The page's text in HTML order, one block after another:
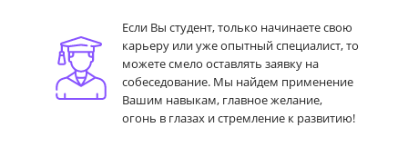
Если Вы студент, только начинаете свою
карьеру или уже опытный специалист, то
можете смело оставлять заявку на
собеседование. Мы найдем применение
Вашим навыкам, главное желание,
огонь в глазах и стремление к развитию!